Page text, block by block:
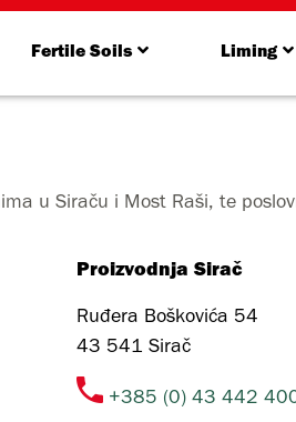
Fertile Soils Liming
u Siraču i Most Raši, te
Proizvodnja Sirač
Ruđera Boškovića 54
43 541 Sirač
+385 (0) 43 442